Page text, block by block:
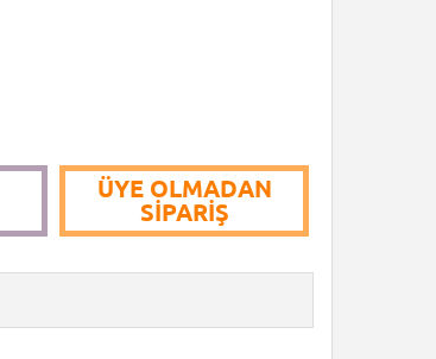
ÜYE OLMADAN
SIPARIŞ